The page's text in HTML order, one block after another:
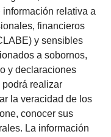
relativa a
financieros
y sensibles
a sobornos,
y declaraciones
realizar
la veracidad de los
conocer sus
La información